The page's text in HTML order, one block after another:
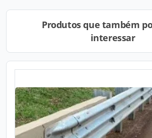
Produtos que também
interessar